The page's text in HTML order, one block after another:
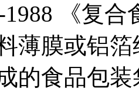
1988 《复
薄膜或铝
的食品包